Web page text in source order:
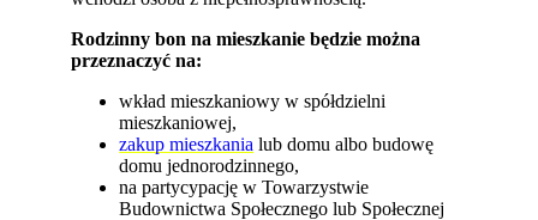
Rodzinny bon na mieszkanie będzie można
przeznaczyć na:
wkład mieszkaniowy w spółdzielni
mieszkaniowej,
zakup mieszkania lub domu albo budowę
domu jednorodzinnego,
na partycypację w Towarzystwie
Budownictwa Społecznego lub Społecznej